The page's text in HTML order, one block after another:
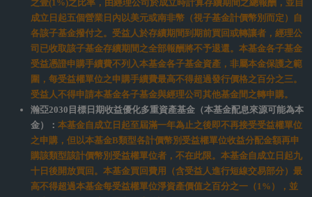
或破產而蒙受虧損。本基金不適合無法承擔相關風險之投資人。投資人投
資以非投資等級債券及新興市場國家之債券為訴求之基金不宜占其投資組
合過高之比重。投資非投資等級或未經信用評等之轉換公司債因無信用評
等或非投資等級因素，其利率風險、外匯波動風險或債券發行違約風險都
高於一般債券。
基金主要投資於新興市場國家或新興市場國家所發行之證券，故較需承受
較多風險，新興市場的市況亦較發展成熟的市場波動大，投資於新興市場
國家可能因國家政治、經濟情勢及交易制度變動等風險受直接或間接影
基金主要投資於中國及在中國營運但於其他市場（如：香港）上市之有價
證券，依規定基金投資大陸地區證券市場之有價證券以掛牌上市有價證券